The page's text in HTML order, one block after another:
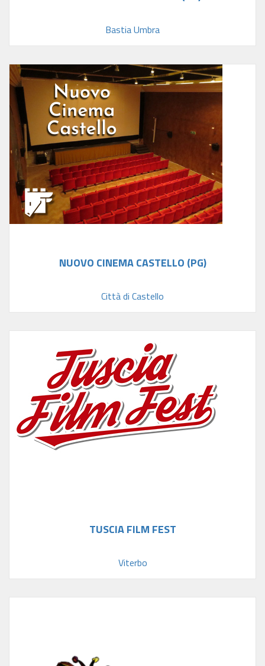
Bastia Umbra
NUOVO CINEMA CASTELLO (PG)
Città di Castello
TUSCIA FILM FEST
Viterbo